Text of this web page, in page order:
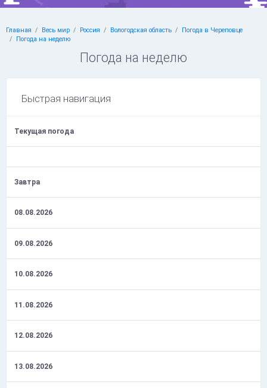
Главная Весь мир Россия Вологодская область
Погода в Череповце
Погода на неделю
Погода на неделю
Быстрая навигация
Текущая погода
Завтра
08.08.2026
09.08.2026
10.08.2026
11.08.2026
12.08.2026
13.08.2026